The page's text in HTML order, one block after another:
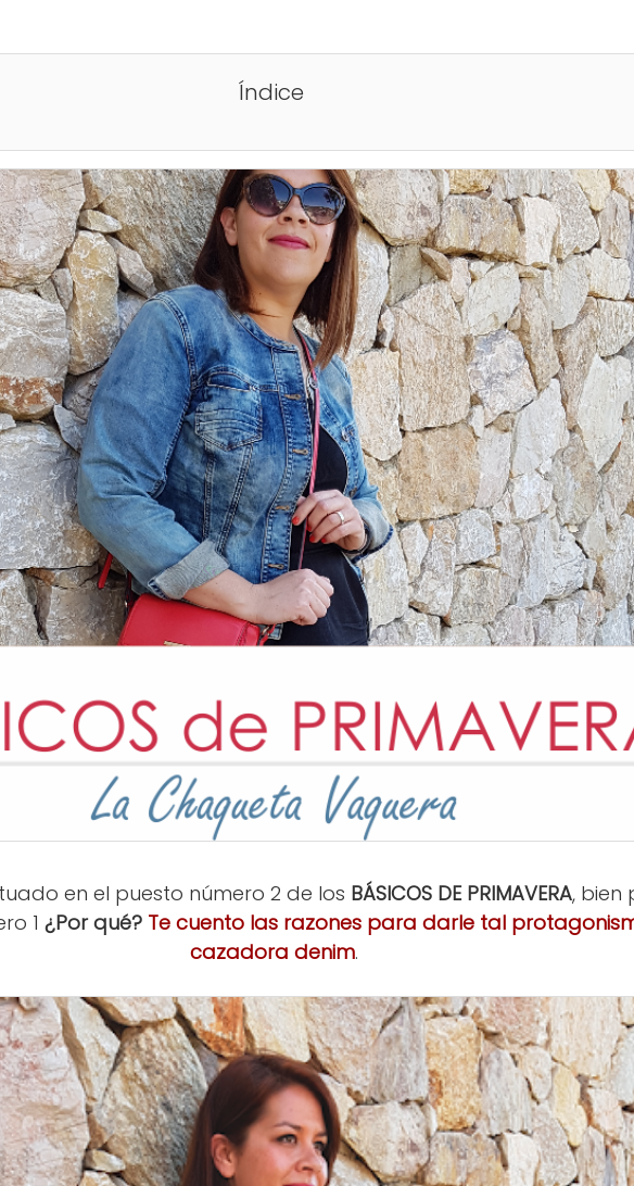
Índice
en el puesto número 2 de los BÁSICOS DE PRIMAVERA, bien
1 ¿Por qué? Te cuento las razones para darle tal
cazadora denim.